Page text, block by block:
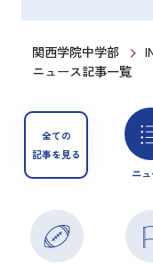
関西学院中学部
ニュース記事一覧
全ての
記事を見る
ニ